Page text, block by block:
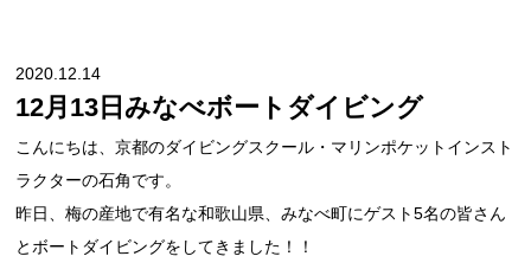
2020.12.14
12月13日みなべボートダイビング
こんにちは、京都のダイビングスクール・マリンポケットインスト
ラクターの石角です。
昨日、梅の産地で有名な和歌山県、みなべ町にゲスト5名の皆さん
とボートダイビングをしてきました！！